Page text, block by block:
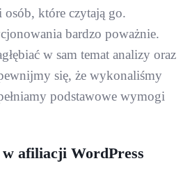
osób, które czytają go.
bardzo poważnie.
w sam temat analizy oraz
się, że wykonaliśmy
podstawowe wymogi
afiliacji WordPress